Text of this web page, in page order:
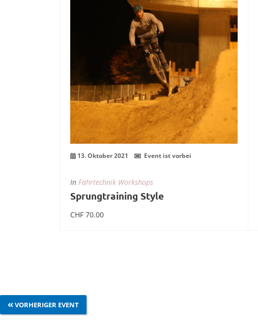
13. Oktober 2021 Event ist vorbei
InFahrtechnik Workshops
Sprungtraining Style
CHF 70.00
VORHERIGER EVENT